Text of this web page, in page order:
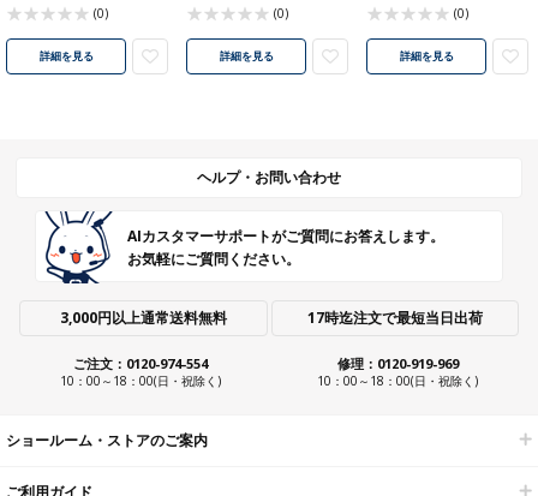
(0)
詳細を見る
(0)
詳細を見る
(0)
詳細を見る
ヘルプ・お問い合わせ
AIカスタマーサポートがご質問にお答えします。
お気軽にご質問ください。
3,000円以上通常送料無料 17時迄注文で最短当日出荷
ご注文：0120-974-554
10：00～18：00(日・祝除く)
修理：0120-919-969
10：00～18：00(日・祝除く)
ショールーム・ストアのご案内
ご利用ガイド